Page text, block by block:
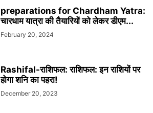
preparations for Chardham Yatra:
चारधाम यात्रा की तैयारियों को लेकर डीएम...
February 20, 2024
Rashifal-राशिफल: राशिफल: इन राशियों पर
होगा शनि का पहरा!
December 20, 2023